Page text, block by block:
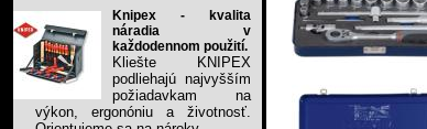
Knipex - kvalita
náradia v
každodennom použití.
Kliešte KNIPEX
podliehajú najvyšším
požiadavkam na
výkon, ergonóniu a životnosť.